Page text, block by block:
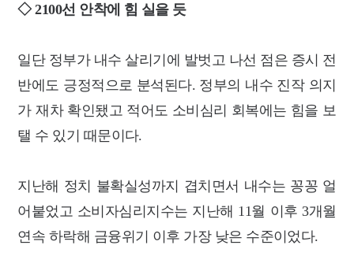
◇ 2100선 안착에 힘 실을 듯
일단 정부가 내수 살리기에 발벗고 나선 점은 증시 전
반에도 긍정적으로 분석된다. 정부의 내수 진작 의지
가 재차 확인됐고 적어도 소비심리 회복에는 힘을 보
탤 수 있기 때문이다.
지난해 정치 불확실성까지 겹치면서 내수는 꽁꽁 얼
어붙었고 소비자심리지수는 지난해 11월 이후 3개월
연속 하락해 금융위기 이후 가장 낮은 수준이었다.